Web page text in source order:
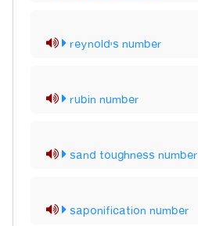
reynold's number
rubin number
sand toughness number
saponification number